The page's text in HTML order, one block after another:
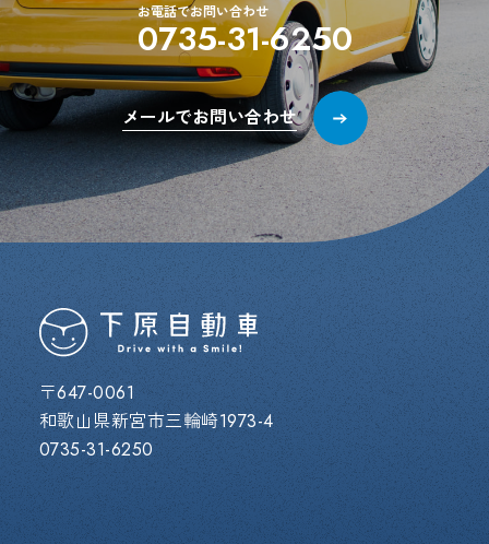
お電話でお問い合わせ
0735-31-6250
メールでお問い合わせ
〒647-0061
和歌山県新宮市三輪崎1973-4
0735-31-6250